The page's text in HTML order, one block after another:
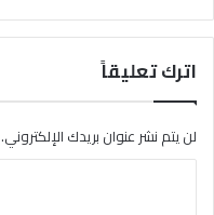
اترك تعليقاً
لن يتم نشر عنوان بريدك الإلكتروني.